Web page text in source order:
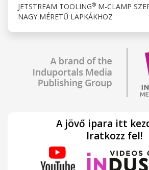
JETSTREAM TOOLING® M-CLAMP
NAGY MÉRETŰ LAPKÁKHOZ
A jövő ipara itt
Iratkozz fel!